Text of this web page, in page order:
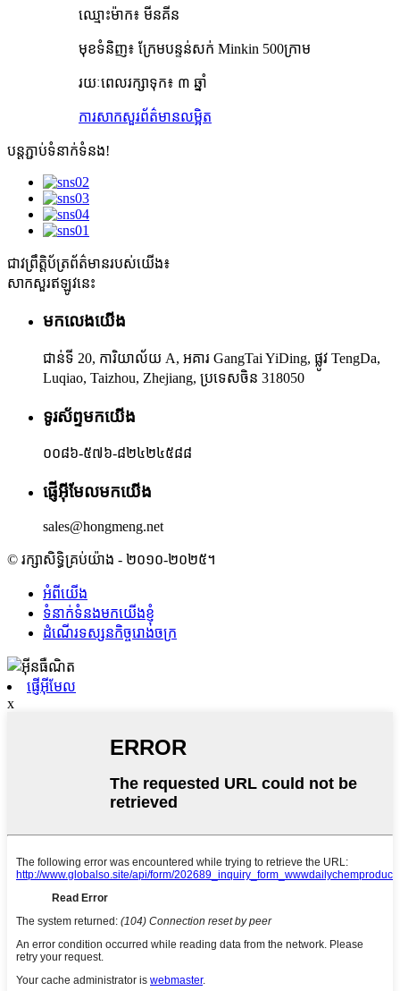
ឈ្មោះម៉ាក៖ មីនគីន
មុខទំនិញ៖ ក្រែមបន្ទន់សក់ Minkin 500ក្រាម
រយៈពេលរក្សាទុក៖ ៣ ឆ្នាំ
ការសាកសួរព័ត៌មានលម្អិត
បន្តភ្ជាប់ទំនាក់ទំនង!
ជាវព្រឹត្តិប័ត្រព័ត៌មានរបស់យើង៖
សាកសួរឥឡូវនេះ
មកលេងយើង
ជាន់ទី 20, ការិយាល័យ A, អគារ GangTai YiDing, ផ្លូវ TengDa,
Luqiao, Taizhou, Zhejiang, ប្រទេសចិន 318050
ទូរស័ព្ទមកយើង
០០៨៦-៥៧៦-៨២៤២៤៥៨៨
ផ្ញើអ៊ីមែលមកយើង
sales@hongmeng.net
© រក្សាសិទ្ធិគ្រប់យ៉ាង - ២០១០-២០២៥។
អំពីយើង
ទំនាក់ទំនងមកយើងខ្ញុំ
ដំណើរទស្សនកិច្ចរោងចក្រ
ផ្ញើអ៊ីមែល
x